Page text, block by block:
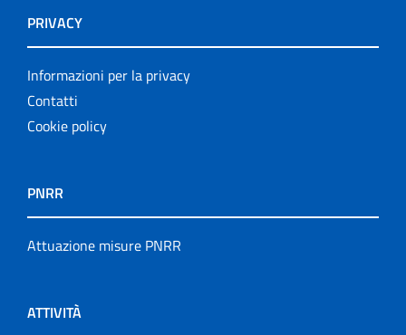
PRIVACY
Informazioni per la privacy
Contatti
Cookie policy
PNRR
Attuazione misure PNRR
ATTIVITÀ